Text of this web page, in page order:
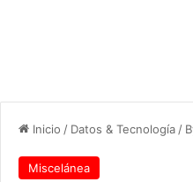
Inicio / Datos & Tecnología /
Miscelánea